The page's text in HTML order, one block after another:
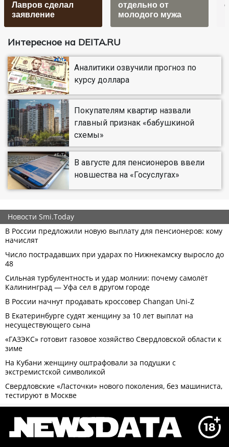
Лавров сделал
заявление
отдельно от
молодого мужа
Интересное на DEITA.RU
Аналитики озвучили прогноз по
курсу доллара
Покупателям квартир назвали
главный признак «бабушкиной
схемы»
В августе для пенсионеров ввели
новшества на «Госуслугах»